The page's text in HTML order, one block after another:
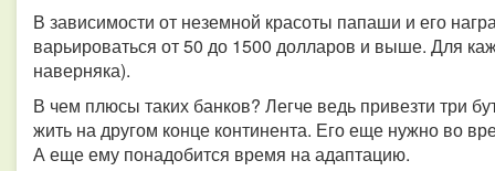
В зависимости от неземной красоты папаши и его
варьироваться от 50 до 1500 долларов и выше. Для
наверняка).
В чем плюсы таких банков? Легче ведь привезти три
жить на другом конце континента. Его еще нужно во
А еще ему понадобится время на адаптацию.